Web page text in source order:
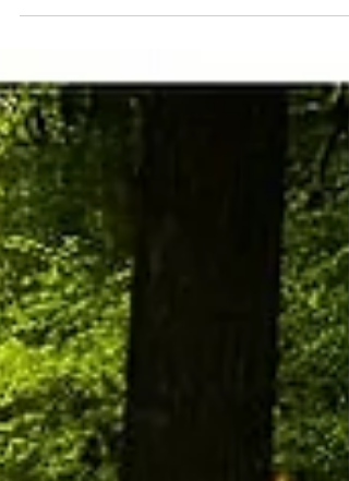
inspirado no texto...